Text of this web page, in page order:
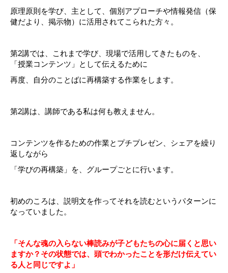
原理原則を学び、主として、個別アプローチや情報発信（保
健だより、掲示物）に活用されてこられた方々。
第2講では、これまで学び、現場で活用してきたものを、
「授業コンテンツ」として伝えるために
再度、自分のことばに再構築する作業をします。
第2講は、講師である私は何も教えません。
コンテンツを作るための作業とプチプレゼン、シェアを繰り
返しながら
「学びの再構築」を、グループごとに行います。
初めのころは、説明文を作ってそれを読むというパターンに
なっていました。
「そんな魂の入らない棒読みが子どもたちの心に届くと思い
ますか？その状態では、頭でわかったことを形だけ伝えてい
る人と同じですよ」